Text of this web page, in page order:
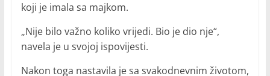
koji je imala sa majkom.
„Nije bilo važno koliko vrijedi. Bio je dio nje“,
navela je u svojoj ispovijesti.
Nakon toga nastavila je sa svakodnevnim životom,